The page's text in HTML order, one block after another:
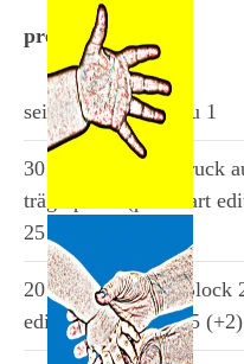
preisübersicht
seitenverhältnis 1 zu 1
30 x 30 cm direktdruck
trägerplatte (photo art
25 (+2)
20 x 20 cm Acryl-Block
edition – limited) 25 (+2)
limitierte edition
hände-19
limitierte edition